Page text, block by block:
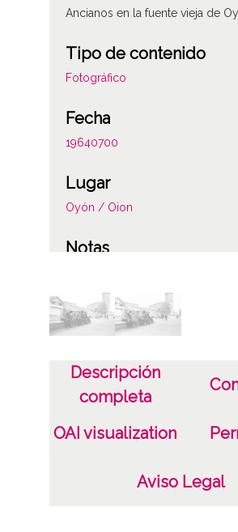
Ancianos en la fuente vieja de
Tipo de contenido
Fotográfico
Fecha
19640700
Lugar
Oyón / Oion
Notas
negativos 38-39
Licencia de las
Descripción
completa
OAI visualization
Aviso Legal